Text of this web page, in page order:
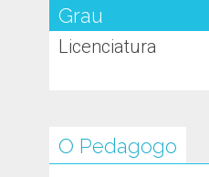
Grau
Licenciatura
O Pedagogo